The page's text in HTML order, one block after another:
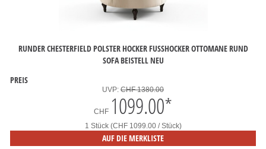
RUNDER CHESTERFIELD POLSTER HOCKER FUSSHOCKER OTTOMANE RUND S
OFA BEISTELL NEU
PREIS
UVP: CHF 1380.00
CHF 1099.00*
1 Stück (CHF 1099.00 / Stück)
AUF DIE MERKLISTE